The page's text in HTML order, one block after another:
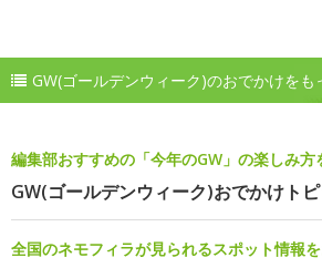
GW(ゴールデンウィーク)のおでかけをも
編集部おすすめの「今年のGW」の楽しみ方
GW(ゴールデンウィーク)おでかけト
全国のネモフィラが見られるスポット情報